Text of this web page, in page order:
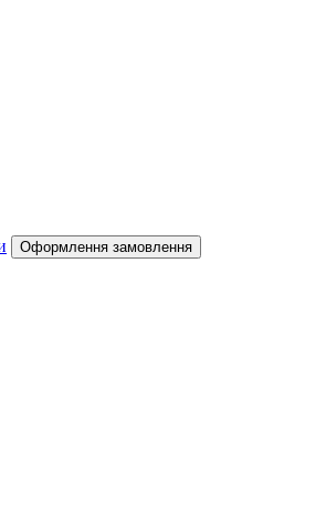
Оформлення замовлення